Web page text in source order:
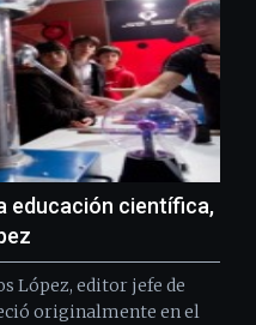
educación científica,
López, editor jefe de
originalmente en el